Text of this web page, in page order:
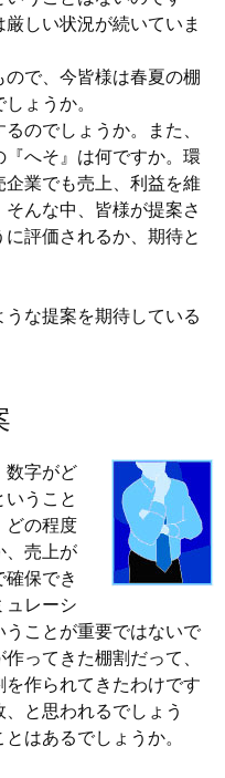
しい状況が続いていま
で、今皆様は春夏の棚
ょうか。
のでしょうか。また、
へそ』は何ですか。環
業でも売上、利益を維
んな中、皆様が提案さ
評価されるか、期待と
な提案を期待している
数字がど
いうこと
どの程度
、売上が
確保でき
ュレーシ
うことが重要ではないで
ってきた棚割だって、
作られてきたわけです
と思われるでしょう
はあるでしょうか。